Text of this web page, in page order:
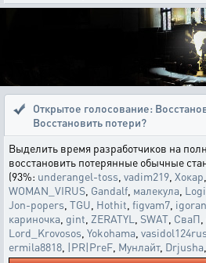
Открытое голосование:
Восстановить потери?
Выделить время разработчиков на
восстановить потерянные обычные
(93%: underangel-toss vadim219 Хокар
WOMAN_VIRUS Gandalf малекула
Jon-popers TGU Hothit figvam7 igoran
кариночка gint ZERATYL SWAT СваП
Lord_Krovosos Yokohama vasidol124rus
ermila8818 |PR|PreF Мунлайт, Drjusha